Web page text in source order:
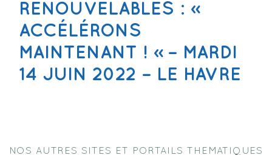
RENOUVELABLES : «
ACCÉLÉRONS
MAINTENANT ! » – MARDI
14 JUIN 2022 – LE HAVRE
NOS AUTRES SITES ET PORTAILS THEMATIQUES